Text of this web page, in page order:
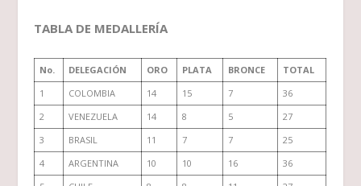
TABLA DE MEDALLERÍA
No. DELEGACIÓN ORO PLATA BRONCE
TOTAL
1
COLOMBIA 14 15 7
36
2
VENEZUELA 14 8 5
27
3
BRASIL 11 7 7
25
4
ARGENTINA 10 10 16
36